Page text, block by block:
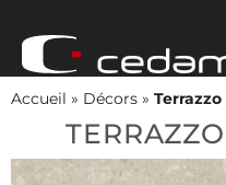
Accueil » Décors » Terrazzo